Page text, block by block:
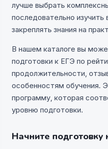
лучше выбрать
последовательно изучить
закреплять знания на
В нашем каталоге вы
подготовки к ЕГЭ по
продолжительности,
особенностям обучения.
программу, которая
уровню подготовки.
Начните подготовку